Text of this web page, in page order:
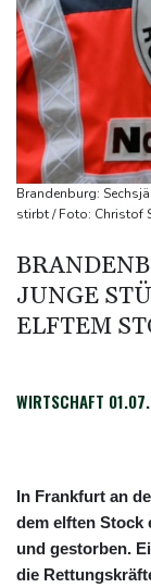
76-jähriger
überrollt und
Nach Tod von
freiem Fuß
Deutschlands
Ungenügender
Millionen Dollar
gegen Proteste
WNBA: Toronto
Brandenburg:
stirbt / Foto: Christof
JUNGE
ELFTEM
WIRTSCHAFT
In Frankfurt an
dem elften Stock
und gestorben.
die